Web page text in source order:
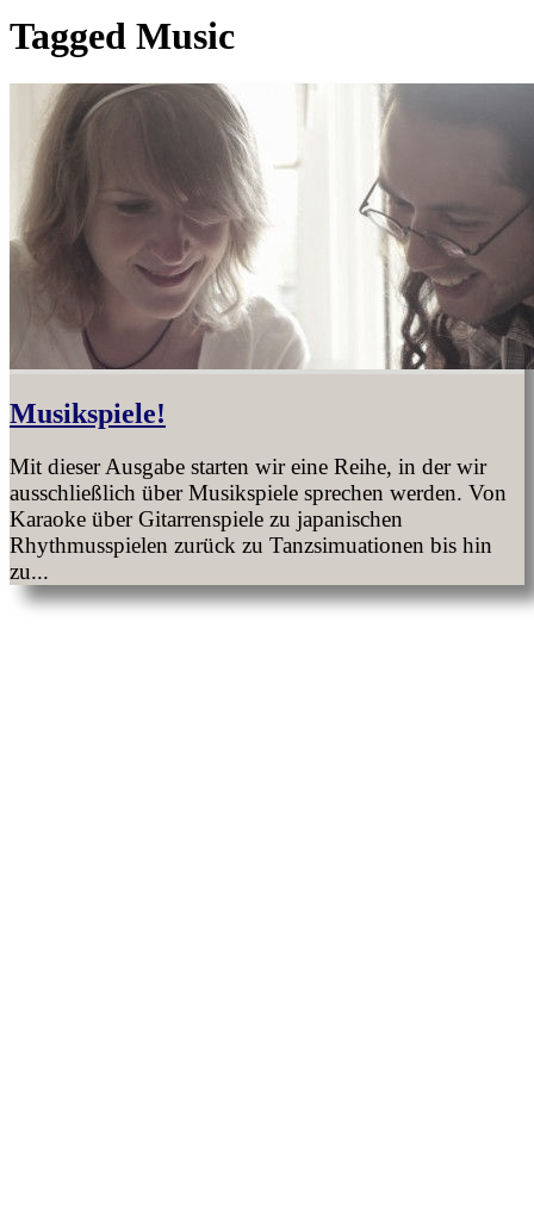
Tagged Music
Musikspiele!
Mit dieser Ausgabe starten wir eine Reihe, in der wir
ausschließlich über Musikspiele sprechen werden. Von
Karaoke über Gitarrenspiele zu japanischen
Rhythmusspielen zurück zu Tanzsimuationen bis hin
zu...